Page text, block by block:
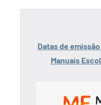
Datas de
Manuais